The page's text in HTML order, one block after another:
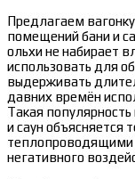
Предлагаем
помещений бани и
ольхи не набирает
использовать для
выдерживать
давних времён
Такая
и саун объясняется
теплопроводящими
негативного